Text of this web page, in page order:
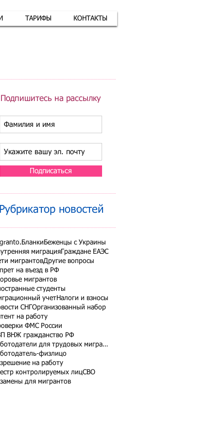
ТАРИФЫ КОНТАКТЫ
Подпишитесь на рассылку
Подписаться
Рубрикатор новостей
Беженцы с Украины
миграция Граждане ЕАЭС
мигрантовДругие вопросы
на въезд в РФ
мигрантов
студенты
учетНалоги и взносы
СНГ Организованный набор
на работу
ФМС России
ВНЖ гражданство РФ
Работодатели для трудовых мигрантов
физлицо
на работу
контролируемых лицСВО
для мигрантов